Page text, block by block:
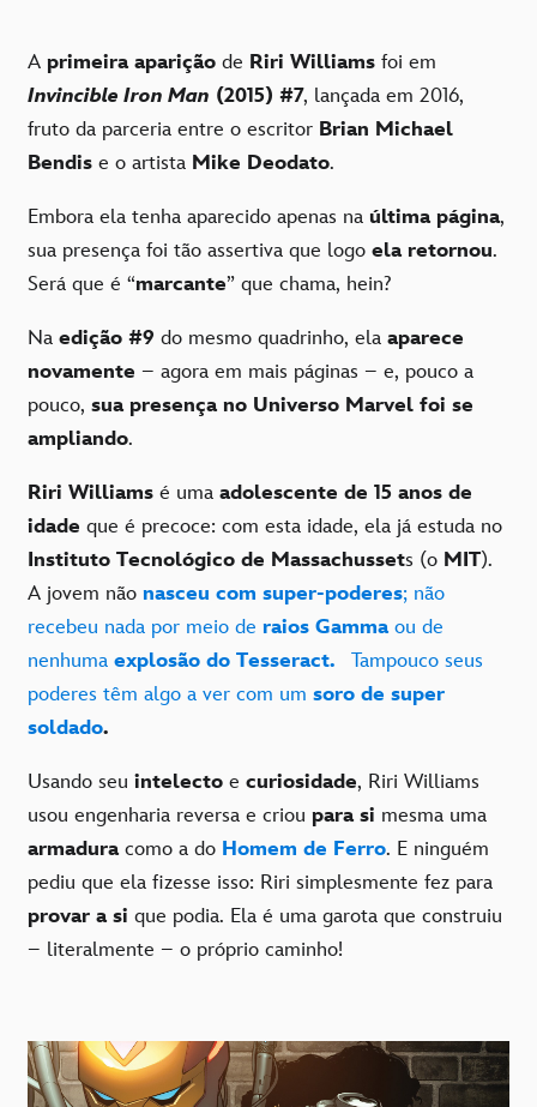
A primeira aparição de Riri Williams foi em
Invincible Iron Man (2015) #7, lançada em 2016,
fruto da parceria entre o escritor Brian Michael
Bendis e o artista Mike Deodato.
Embora ela tenha aparecido apenas na última página,
sua presença foi tão assertiva que logo ela retornou.
Será que é “marcante” que chama, hein?
Na edição #9 do mesmo quadrinho, ela aparece
novamente – agora em mais páginas – e, pouco a
pouco, sua presença no Universo Marvel foi se
ampliando.
Riri Williams é uma adolescente de 15 anos de
idade que é precoce: com esta idade, ela já estuda no
Instituto Tecnológico de Massachussets (o MIT).
A jovem não nasceu com super-poderes; não
recebeu nada por meio de raios Gammaou de
nenhuma explosão do Tesseract.
Tampouco seus
poderes têm algo a ver com um soro de super
soldado.
Usando seu intelecto e curiosidade, Riri Williams
usou engenharia reversa e criou para si mesma uma
armaduracomo a do Homem de Ferro. E ninguém
pediu que ela fizesse isso: Riri simplesmente fez para
provar a si que podia. Ela é uma garota que construiu
– literalmente – o próprio caminho!